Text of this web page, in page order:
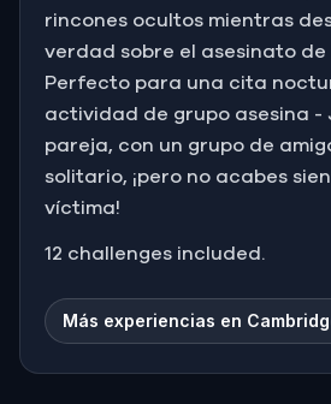
rincones ocultos mientras
verdad sobre el asesinato de
Perfecto para una cita
actividad de grupo asesina -
pareja, con un grupo de
solitario, ¡pero no acabes
víctima!
12 challenges included.
Más experiencias en